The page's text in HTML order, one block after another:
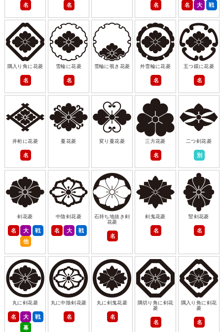
名 名 名 名 大 戦
隅入り角に花菱
名
雪輪に花菱
名
雪輪に覗き花菱 外雪輪に花菱
名
五つ鐶に花菱
名
井桁に花菱
名
蔓花菱 変り蔓花菱 三方花菱
名
二つ剣花菱
別
剣花菱
名 大
戦
他
中陰剣花菱
名 大 戦
石持ち地抜き剣
花菱
名
剣鬼花菱
名
竪剣花菱
名
丸に剣花菱
名 大
戦
幕
丸に中陰剣花菱
名
丸に剣鬼花菱
名
隅切り角に剣花
菱
名
隅入り角に剣花
菱
名